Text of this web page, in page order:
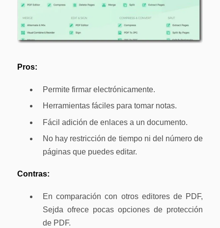
Pros:
Permite firmar electrónicamente.
Herramientas fáciles para tomar notas.
Fácil adición de enlaces a un documento.
No hay restricción de tiempo ni del número de
páginas que puedes editar.
Contras:
En comparación con otros editores de PDF,
Sejda ofrece pocas opciones de protección
de PDF.